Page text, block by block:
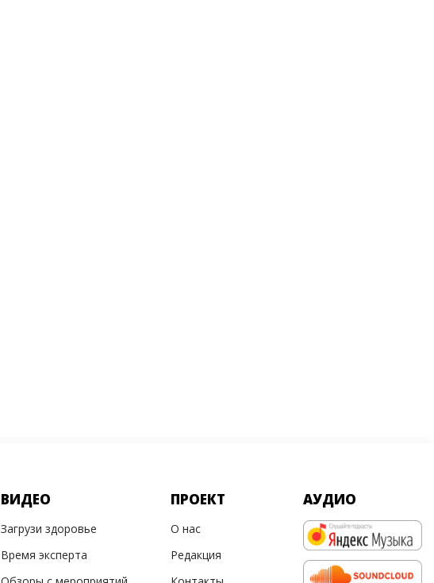
ВИДЕО
Загрузи здоровье
Время эксперта
ПРОЕКТ
О нас
Редакция
АУДИО